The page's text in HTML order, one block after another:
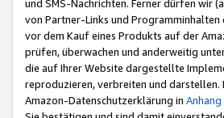
und SMS-Nachrichten. Ferner dürfen wir
von Partner-Links und
vor dem Kauf eines Produkts auf der
prüfen, überwachen und anderweitig
die auf Ihrer Website dargestellte
reproduzieren, verbreiten und darstellen.
Amazon-Datenschutzerklärung in Anhang